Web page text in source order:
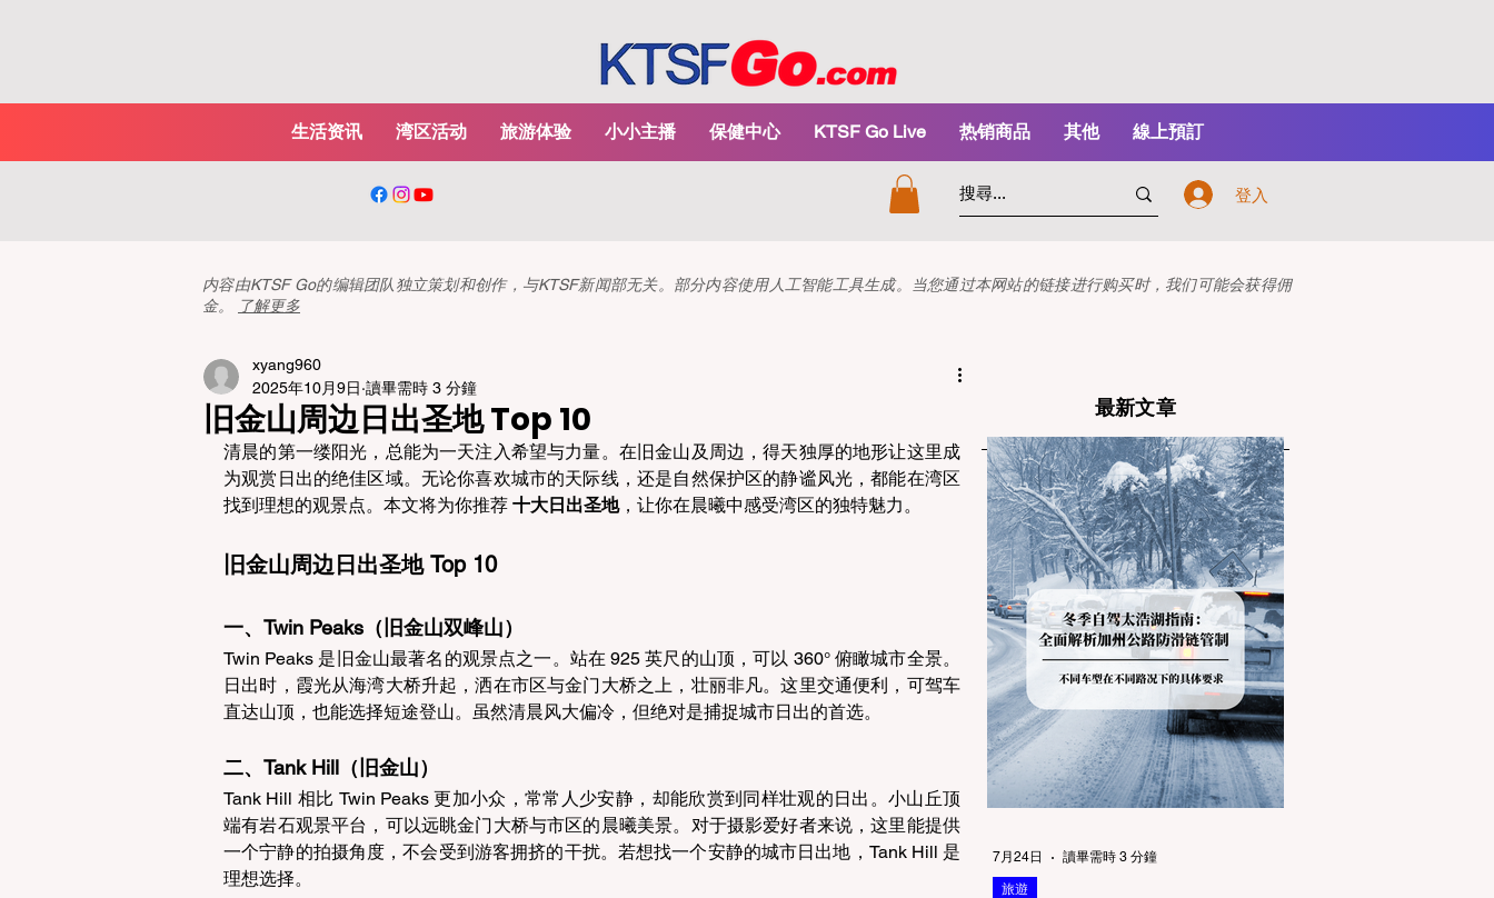
生活资讯 湾区活动 旅游体验 小小主播 保健中心 KTSF Go Live 热销商品 其他 線上預訂
登入
内容由KTSF Go的编辑团队独立策划和创作，与KTSF新闻部无关。部分内容使用人工智能工具生成。当您通过本网站的链接进行购买时，我们可能会获得佣
金。
了解更多
旧金山周边日出圣地 Top 10
xyang960
2025年10月9日 讀畢需時 3 分鐘
清晨的第一缕阳光，总能为一天注入希望与力量。在旧金山及周边，得天独厚的地形让这里成
为观赏日出的绝佳区域。无论你喜欢城市的天际线，还是自然保护区的静谧风光，都能在湾区
找到理想的观景点。本文将为你推荐 十大日出圣地，让你在晨曦中感受湾区的独特魅力。
旧金山周边日出圣地 Top 10
一、Twin Peaks（旧金山双峰山）
Twin Peaks 是旧金山最著名的观景点之一。站在 925 英尺的山顶，可以 360° 俯瞰城市全景。
日出时，霞光从海湾大桥升起，洒在市区与金门大桥之上，壮丽非凡。这里交通便利，可驾车
直达山顶，也能选择短途登山。虽然清晨风大偏冷，但绝对是捕捉城市日出的首选。
二、Tank Hill（旧金山）
Tank Hill 相比 Twin Peaks 更加小众，常常人少安静，却能欣赏到同样壮观的日出。小山丘顶
端有岩石观景平台，可以远眺金门大桥与市区的晨曦美景。对于摄影爱好者来说，这里能提供
一个宁静的拍摄角度，不会受到游客拥挤的干扰。若想找一个安静的城市日出地，Tank Hill 是
理想选择。
最新文章
旅遊
7月24日 讀畢需時 3 分鐘